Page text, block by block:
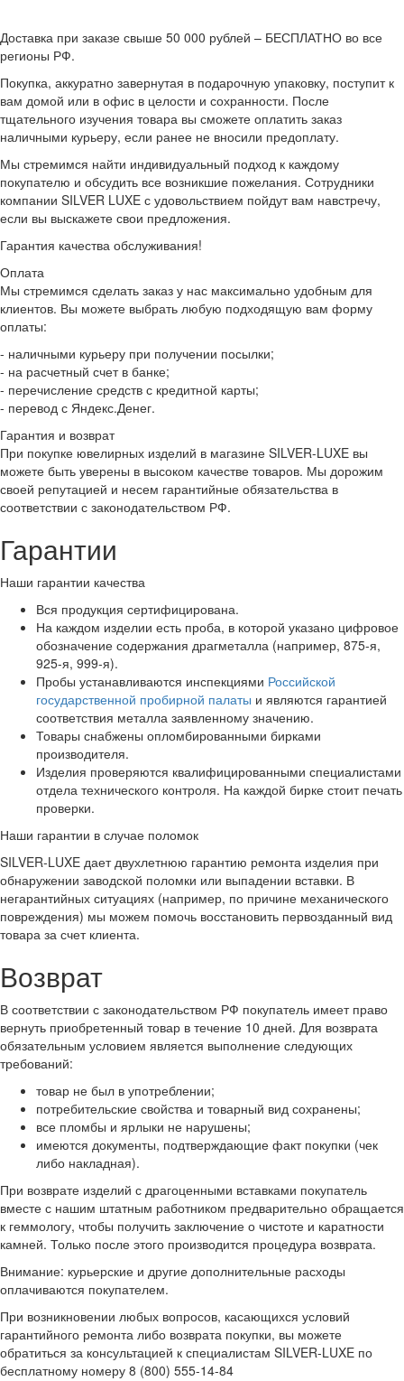
Доставка при заказе свыше 50 000 рублей – БЕСПЛАТНО во все
регионы РФ.
Покупка, аккуратно завернутая в подарочную упаковку, поступит к
вам домой или в офис в целости и сохранности. После
тщательного изучения товара вы сможете оплатить заказ
наличными курьеру, если ранее не вносили предоплату.
Мы стремимся найти индивидуальный подход к каждому
покупателю и обсудить все возникшие пожелания. Сотрудники
компании SILVER LUXE с удовольствием пойдут вам навстречу,
если вы выскажете свои предложения.
Гарантия качества обслуживания!
Оплата
Мы стремимся сделать заказ у нас максимально удобным для
клиентов. Вы можете выбрать любую подходящую вам форму
оплаты:
- наличными курьеру при получении посылки;
- на расчетный счет в банке;
- перечисление средств с кредитной карты;
- перевод с Яндекс.Денег.
Гарантия и возврат
При покупке ювелирных изделий в магазине SILVER-LUXE вы
можете быть уверены в высоком качестве товаров. Мы дорожим
своей репутацией и несем гарантийные обязательства в
соответствии с законодательством РФ.
Гарантии
Наши гарантии качества
Вся продукция сертифицирована.
На каждом изделии есть проба, в которой указано цифровое
обозначение содержания драгметалла (например, 875-я,
925-я, 999-я).
Пробы устанавливаются инспекциями Российской
государственной пробирной палаты и являются гарантией
соответствия металла заявленному значению.
Товары снабжены опломбированными бирками
производителя.
Изделия проверяются квалифицированными специалистами
отдела технического контроля. На каждой бирке стоит печать
проверки.
Наши гарантии в случае поломок
SILVER-LUXE дает двухлетнюю гарантию ремонта изделия при
обнаружении заводской поломки или выпадении вставки. В
негарантийных ситуациях (например, по причине механического
повреждения) мы можем помочь восстановить первозданный вид
товара за счет клиента.
Возврат
В соответствии с законодательством РФ покупатель имеет право
вернуть приобретенный товар в течение 10 дней. Для возврата
обязательным условием является выполнение следующих
требований:
товар не был в употреблении;
потребительские свойства и товарный вид сохранены;
все пломбы и ярлыки не нарушены;
имеются документы, подтверждающие факт покупки (чек
либо накладная).
При возврате изделий с драгоценными вставками покупатель
вместе с нашим штатным работником предварительно обращается
к геммологу, чтобы получить заключение о чистоте и каратности
камней. Только после этого производится процедура возврата.
Внимание: курьерские и другие дополнительные расходы
оплачиваются покупателем.
При возникновении любых вопросов, касающихся условий
гарантийного ремонта либо возврата покупки, вы можете
обратиться за консультацией к специалистам SILVER-LUXE по
бесплатному номеру 8 (800) 555-14-84